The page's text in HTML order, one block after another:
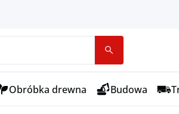
Obróbka drewna Budowa